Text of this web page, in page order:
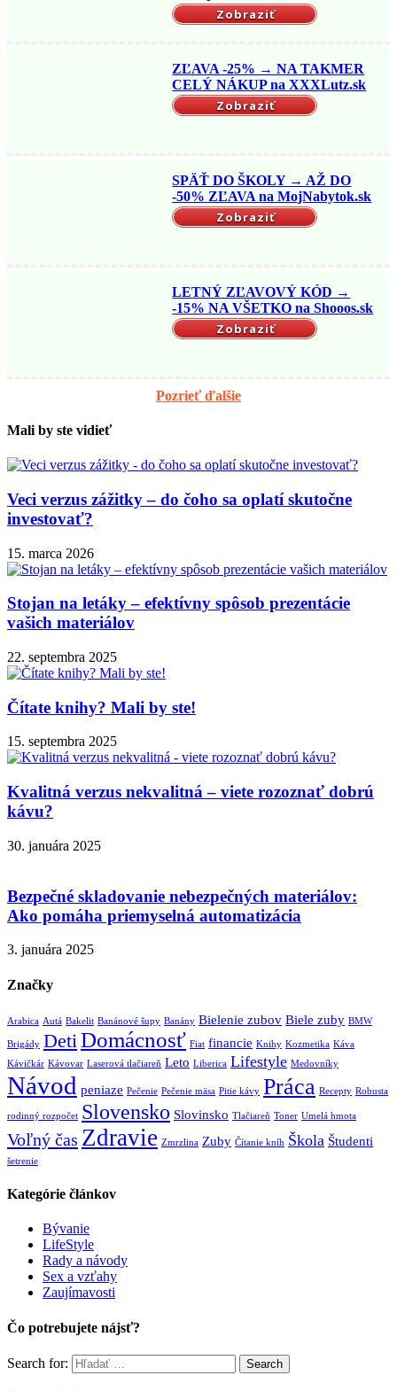
Zobraziť
ZĽAVA -25% → NA TAKMER
CELÝ NÁKUP na XXXLutz.sk
Zobraziť
SPÄŤ DO ŠKOLY → AŽ DO
-50% ZĽAVA na MojNabytok.sk
Zobraziť
LETNÝ ZĽAVOVÝ KÓD →
-15% NA VŠETKO na Shooos.sk
Zobraziť
Pozrieť ďalšie
Mali by ste vidieť
Veci verzus zážitky – do čoho sa oplatí skutočne
investovať?
15. marca 2026
Stojan na letáky – efektívny spôsob prezentácie
vašich materiálov
22. septembra 2025
Čítate knihy? Mali by ste!
15. septembra 2025
Kvalitná verzus nekvalitná – viete rozoznať dobrú
kávu?
30. januára 2025
Bezpečné skladovanie nebezpečných materiálov:
Ako pomáha priemyselná automatizácia
3. januára 2025
Značky
Arabica Autá Bakelit Banánové šupy Banány Bielenie zubov Biele zuby BMW
Brigády Deti Domácnosť Fiat financie Knihy Kozmetika Káva
Kávičkár Kávovar Laserová tlačiareň Leto Liberica Lifestyle Medovníky
Návod peniaze Pečenie Pečenie mäsa Pitie kávy Práca Recepty Robusta
rodinný rozpočet Slovensko Slovinsko Tlačiareň Toner Umelá hmota
Voľný čas Zdravie Zmrzlina Zuby Čítanie kníh Škola Študenti
šetrenie
Kategórie článkov
Bývanie
LifeStyle
Rady a návody
Sex a vzťahy
Zaujímavosti
Čo potrebujete nájsť?
Search for: Search